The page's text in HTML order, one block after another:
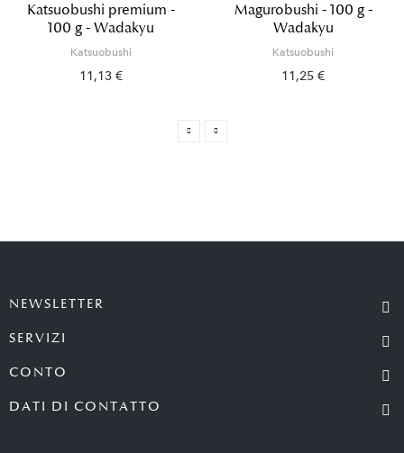
Katsuobushi premium -
100 g - Wadakyu
Katsuobushi
11,13 €
Magurobushi - 100 g -
Wadakyu
Katsuobushi
11,25 €
NEWSLETTER
SERVIZI
CONTO
DATI DI CONTATTO